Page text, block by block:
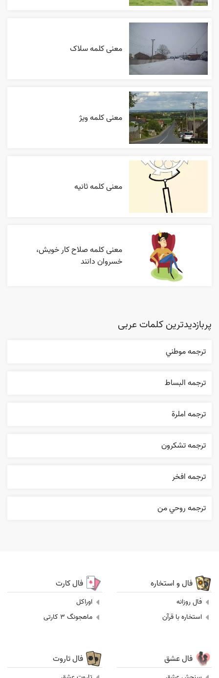
معنی کلمه سلاک
معنی کلمه ویژ
معنی کلمه ثانیه
معنی کلمه صلاح کار خویش،
خسروان دانند
پربازدیدترین کلمات عربی
ترجمه موطني
ترجمه البساط
ترجمه املرة
ترجمه تشکرون
ترجمه افخر
ترجمه روحي من
فال و استخاره
فال روزانه
استخاره با قرآن
فال کارت
اوراکل
ماهجونگ 3 کارتی
فال عشق فال تاروت